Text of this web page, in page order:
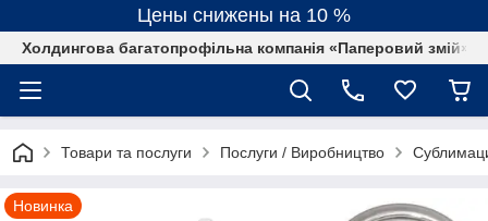
Цены снижены на 10 %
Холдингова багатопрофільна компанія «Паперовий змій»
Товари та послуги Послуги / Виробництво
Новинка